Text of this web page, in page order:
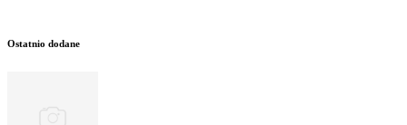
Ostatnio dodane